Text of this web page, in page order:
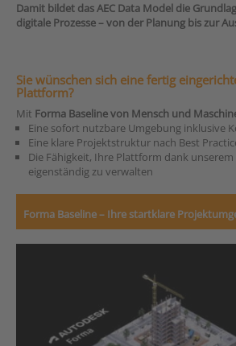
Damit bildet das AEC Data Model die
digitale Prozesse – von der Planung bis zur
Sie wünschen sich eine fertig
Plattform?
Mit Forma Baseline von Mensch und
Eine sofort nutzbare Umgebung inklusive
Eine klare Projektstruktur nach Best
Die Fähigkeit, Ihre Plattform dank
eigenständig zu verwalten
Forma Baseline – Ihre startklare